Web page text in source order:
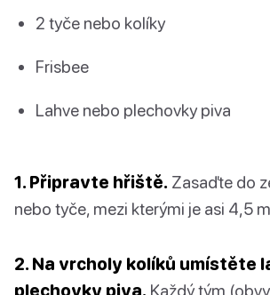
2 tyče nebo kolíky
Frisbee
Lahve nebo plechovky piva
1. Připravte hřiště. Zasaďte do
nebo tyče, mezi kterými je asi 4,5
2. Na vrcholy kolíků umístěte
plechovky piva. Každý tým